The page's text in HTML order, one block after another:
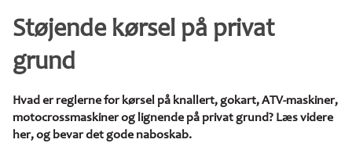
Støjende kørsel på privat
grund
Hvad er reglerne for kørsel på knallert, gokart, ATV-maskiner,
motocrossmaskiner og lignende på privat grund? Læs videre
her, og bevar det gode naboskab.